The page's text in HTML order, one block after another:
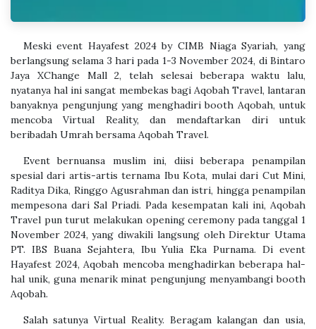
​Meski event Hayafest 2024 by CIMB Niaga Syariah, yang
berlangsung selama 3 hari pada 1-3 November 2024, di Bintaro
Jaya XChange Mall 2, telah selesai beberapa waktu lalu,
nyatanya hal ini sangat membekas bagi Aqobah Travel, lantaran
banyaknya pengunjung yang menghadiri booth Aqobah, untuk
mencoba Virtual Reality, dan mendaftarkan diri untuk
beribadah Umrah bersama Aqobah Travel.
​Event bernuansa muslim ini, diisi beberapa penampilan
spesial dari artis-artis ternama Ibu Kota, mulai dari Cut Mini,
Raditya Dika, Ringgo Agusrahman dan istri, hingga penampilan
mempesona dari Sal Priadi. Pada kesempatan kali ini, Aqobah
Travel pun turut melakukan opening ceremony pada tanggal 1
November 2024, yang diwakili langsung oleh Direktur Utama
PT. IBS Buana Sejahtera, Ibu Yulia Eka Purnama. Di event
Hayafest 2024, Aqobah mencoba menghadirkan beberapa hal-
hal unik, guna menarik minat pengunjung menyambangi booth
Aqobah.
​Salah satunya Virtual Reality. Beragam kalangan dan usia,